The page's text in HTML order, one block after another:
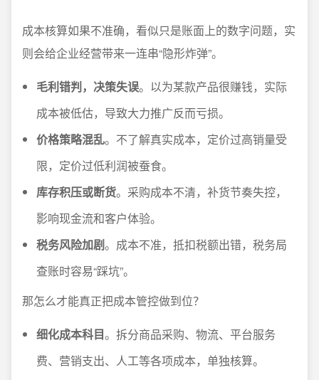
成本核算如果不准确，看似只是账面上的数字问题，实
则会给企业经营带来一连串“隐形炸弹”。
毛利错判，决策失误。以为某款产品很赚钱，实际
成本被低估，导致大力推广反而亏损。
价格策略混乱。不了解真实成本，定价过高销量受
限，定价过低利润被蚕食。
库存积压或断货。采购成本不清，补货节奏失控，
影响现金流和客户体验。
税务风险加剧。成本不准，抵扣税额出错，税务局
查账时容易“踩坑”。
那怎么才能真正把成本管控做到位？
细化成本科目。拆分商品采购、物流、平台服务
费、营销支出、人工等各项成本，单独核算。